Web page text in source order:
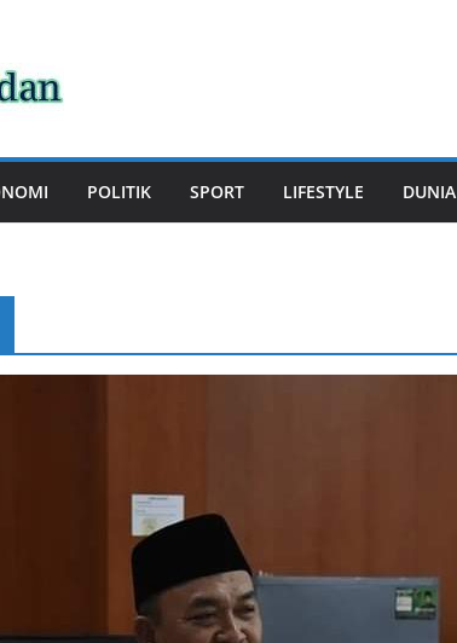
POLITIK SPORT LIFESTYLE DUNIA